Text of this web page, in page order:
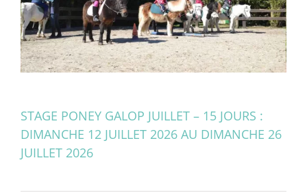
STAGE PONEY GALOP JUILLET – 15 JOURS :
DIMANCHE 12 JUILLET 2026 AU DIMANCHE 26
JUILLET 2026